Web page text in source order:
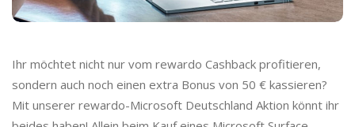
s
h
b
Ihr möchtet nicht nur vom rewardo Cashback profitieren,
sondern auch noch einen extra Bonus von 50 € kassieren?
Mit unserer rewardo-Microsoft Deutschland Aktion könnt ihr